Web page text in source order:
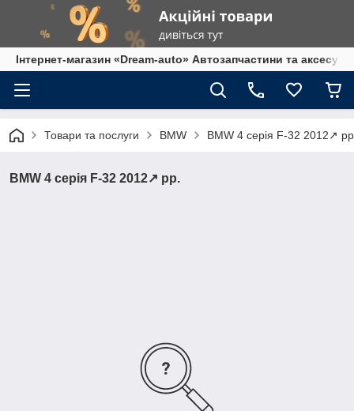
Інтернет-магазин «Dream-auto» Автозапчастини та
Товари та послуги BMW BMW 4 серія F-32 2012↗
BMW 4 серія F-32 2012↗ рр.